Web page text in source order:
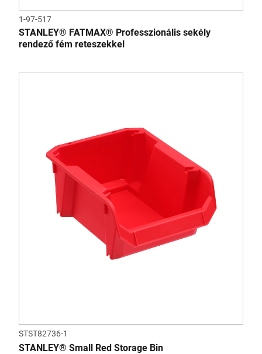
1-97-517
STANLEY® FATMAX® Professzionális sekély
rendező fém reteszekkel
STST82736-1
STANLEY® Small Red Storage Bin